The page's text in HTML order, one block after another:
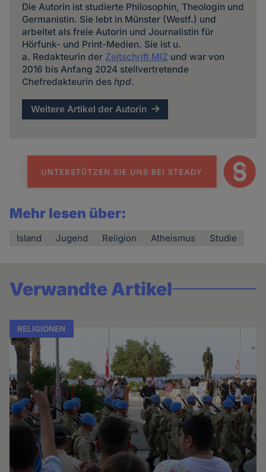
Die Autorin ist studierte Philosophin, Theologin und
Germanistin. Sie lebt in Münster (Westf.) und
arbeitet als freie Autorin und Journalistin für
Hörfunk- und Print-Medien. Sie ist u.
a. Redakteurin der Zeitschrift MIZ und war von
2016 bis Anfang 2024 stellvertretende
Chefredakteurin des hpd.
Weitere Artikel der Autorin
Mehr lesen über:
Island Jugend Religion Atheismus Studie
Verwandte Artikel
RELIGIONEN